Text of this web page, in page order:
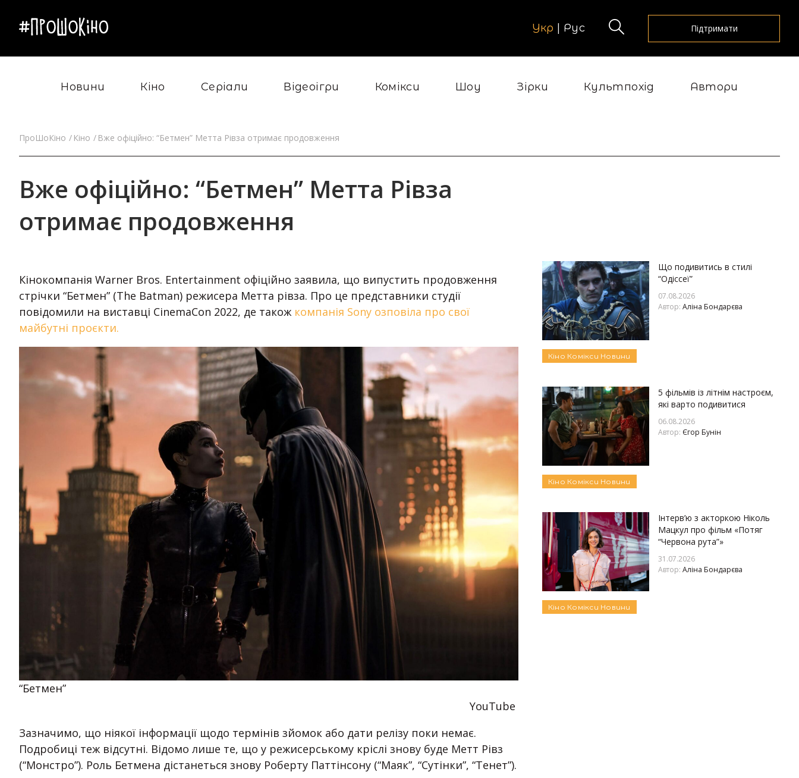
Укр Рус Підтримати
Новини Кіно Серіали Відеоігри Комікси Шоу Зірки Культпохід Автори
ПроШоКіно Кіно Вже офіційно: “Бетмен” Метта Рівза отримає продовження
Вже офіційно: “Бетмен” Метта Рівза
отримає продовження
Кінокомпанія Warner Bros. Entertainment офіційно заявила, що випустить продовження
стрічки “Бетмен” (The Batman) режисера Метта рівза. Про це представники студії
повідомили на виставці CinemaCon 2022, де також компанія Sony озповіла про свої
майбутні проєкти.
“Бетмен”
YouTube
Зазначимо, що ніякої інформації щодо термінів зйомок або дати релізу поки немає.
Подробиці теж відсутні. Відомо лише те, що у режисерському кріслі знову буде Метт Рівз
(“Монстро”). Роль Бетмена дістанеться знову Роберту Паттінсону (“Маяк”, “Сутінки”, “Тенет”).
Що подивитись в стилі
“Одіссеї”
07.08.2026
Автор: Аліна Бондарєва
Кіно Комікси Новини
5 фільмів із літнім настроєм,
які варто подивитися
06.08.2026
Автор: Єгор Бунін
Кіно Комікси Новини
Інтерв’ю з акторкою Ніколь
Мацкул про фільм «Потяг
“Червона рута”»
31.07.2026
Автор: Аліна Бондарєва
Кіно Комікси Новини